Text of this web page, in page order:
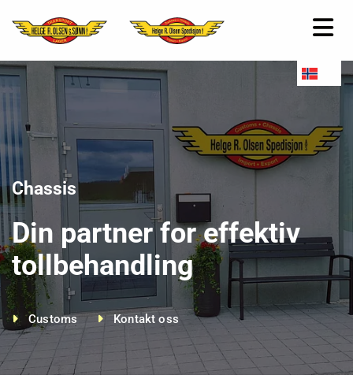
Chassis
Din partner for effektiv
tollbehandling
Customs Kontakt oss